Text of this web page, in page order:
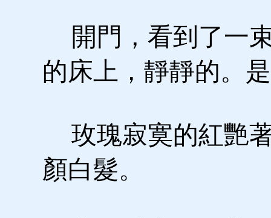
開門，看到了一
的床上，靜靜的。
玫瑰寂寞的紅艷
顏白髮。